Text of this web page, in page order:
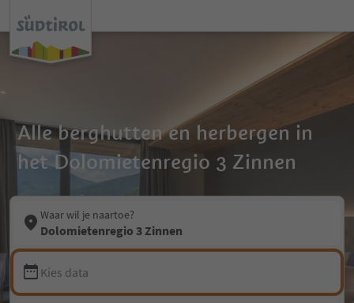
Alle berghutten en herbergen in
het Dolomietenregio 3 Zinnen
Waar wil je naartoe?
Dolomietenregio 3 Zinnen
Kies data